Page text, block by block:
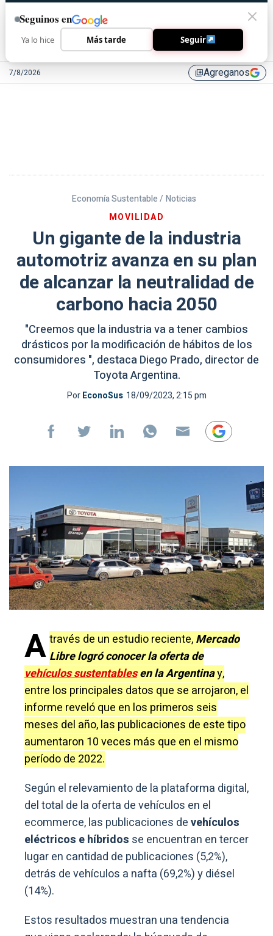
7/8/2026 library_addAgreganos
Economía Sustentable / Noticias
MOVILIDAD
Un gigante de la industria
automotriz avanza en su plan
de alcanzar la neutralidad de
carbono hacia 2050
"Creemos que la industria va a tener cambios
drásticos por la modificación de hábitos de los
consumidores ", destaca Diego Prado, director de
Toyota Argentina.
PorEconoSus 18/09/2023, 2:15 pm
Através de un estudio reciente,Mercado
Libre logró conocer la oferta de
vehículos sustentablesen la Argentinay,
entre los principales datos que se arrojaron, el
informe reveló que en los primeros seis
meses del año, las publicaciones de este tipo
aumentaron 10 veces más que en el mismo
período de 2022.
Según el relevamiento de la plataforma digital,
del total de la oferta de vehículos en el
ecommerce, las publicaciones devehículos
eléctricos e híbridos se encuentran en tercer
lugar en cantidad de publicaciones (5,2%),
detrás de vehículos a nafta (69,2%) y diésel
(14%).
Estos resultados muestran una tendencia
Seguinos en
Ya lo hice Más tarde Seguir